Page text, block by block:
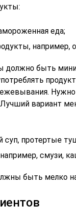
еда;
например,
должно быть
Нужно
вариант
суп, протертые
смузи,
быть мелко